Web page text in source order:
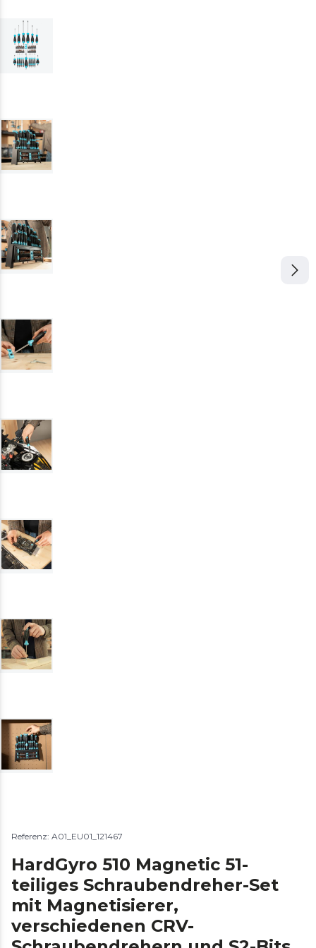
Referenz: A01_EU01_121467
HardGyro 510 Magnetic 51-
teiliges Schraubendreher-Set
mit Magnetisierer,
verschiedenen CRV-